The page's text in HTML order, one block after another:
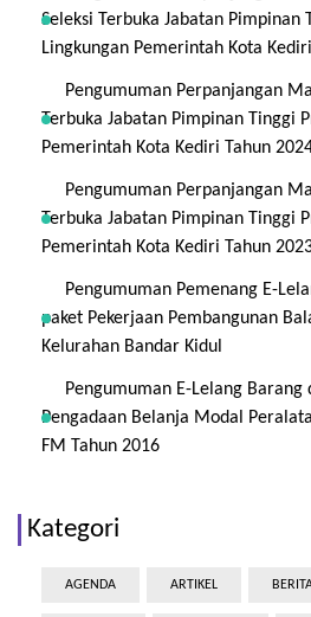
Seleksi Terbuka Jabatan Pimpinan
Lingkungan Pemerintah Kota
Pengumuman Perpanjangan
Terbuka Jabatan Pimpinan Tinggi
Pemerintah Kota Kediri Tahun
Pengumuman Perpanjangan
Terbuka Jabatan Pimpinan Tinggi
Pemerintah Kota Kediri Tahun
Pengumuman Pemenang E-
paket Pekerjaan Pembangunan
Kelurahan Bandar Kidul
Pengumuman E-Lelang Barang
Pengadaan Belanja Modal
FM Tahun 2016
Kategori
AGENDA ARTIKEL